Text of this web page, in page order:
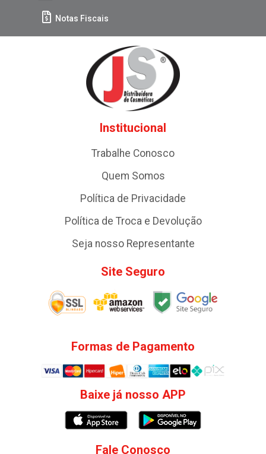
Notas Fiscais
Institucional
Trabalhe Conosco
Quem Somos
Política de Privacidade
Política de Troca e Devolução
Seja nosso Representante
Site Seguro
Formas de Pagamento
Baixe já nosso APP
Fale Conosco